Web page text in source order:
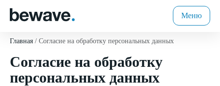
Меню
Главная Согласие на обработку персональных данных
Согласие на обработку
персональных данных